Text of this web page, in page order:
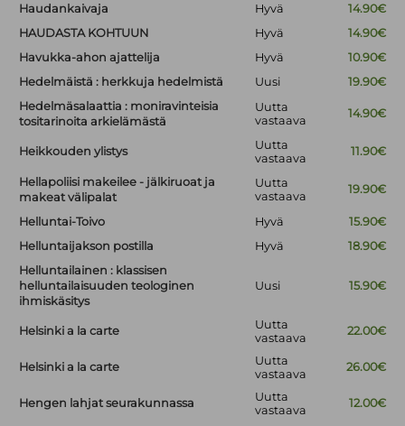
Haudankaivaja
Hyvä
14.90€
HAUDASTA KOHTUUN
Hyvä
14.90€
Havukka-ahon ajattelija
Hyvä
10.90€
Hedelmäistä : herkkuja hedelmistä
Uusi
19.90€
Hedelmäsalaattia : moniravinteisia
tositarinoita arkielämästä
Uutta
vastaava
14.90€
Heikkouden ylistys
Uutta
vastaava
11.90€
Hellapoliisi makeilee - jälkiruoat ja
makeat välipalat
Uutta
vastaava
19.90€
Helluntai-Toivo Hyvä
15.90€
Helluntaijakson postilla
Hyvä
18.90€
Helluntailainen : klassisen
helluntailaisuuden teologinen
ihmiskäsitys
Uusi 15.90€
Helsinki a la carte
Uutta
vastaava
22.00€
Helsinki a la carte
Uutta
vastaava
26.00€
Hengen lahjat seurakunnassa
Uutta
vastaava
12.00€